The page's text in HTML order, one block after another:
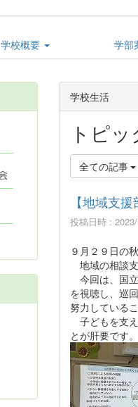
学校概要 学部
学校生活
トピッ
全ての記事
【地域支
投稿日時 :
９月２９日の
地域の相談
今回は、国
を視聴し、巡
努力している
子どもを支
とが肝要です。